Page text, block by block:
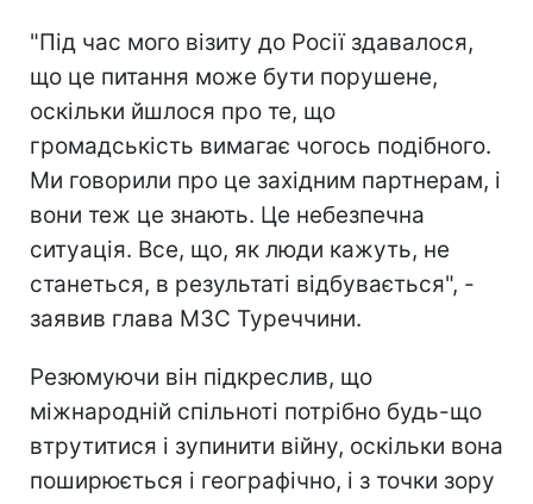
"Під час мого візиту до Росії здавалося,
що це питання може бути порушене,
оскільки йшлося про те, що
громадськість вимагає чогось подібного.
Ми говорили про це західним партнерам, і
вони теж це знають. Це небезпечна
ситуація. Все, що, як люди кажуть, не
станеться, в результаті відбувається", -
заявив глава МЗС Туреччини.
Резюмуючи він підкреслив, що
міжнародній спільноті потрібно будь-що
втрутитися і зупинити війну, оскільки вона
поширюється і географічно, і з точки зору